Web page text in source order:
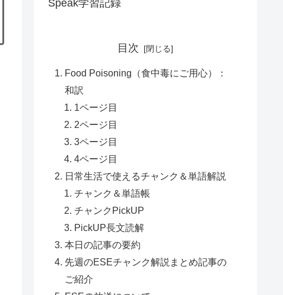
Speak学習記録
目次
Food Poisoning（食中毒にご用心）：
和訳
1ページ目
2ページ目
3ページ目
4ページ目
日常生活で使えるチャンク＆単語解説
チャンク＆単語帳
チャンクPickUP
PickUP長文読解
本日の記事の要約
先週のESEチャンク解説まとめ記事の
ご紹介